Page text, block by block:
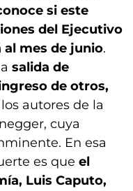
si este
del Ejecutivo
al mes de junio.
salida de
de otros,
autores de la
cuya
En esa
es que el
Luis Caputo,